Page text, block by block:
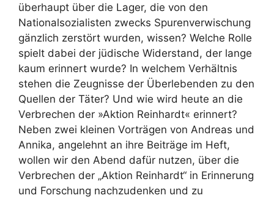
überhaupt über die Lager, die von den
Nationalsozialisten zwecks Spurenverwischung
gänzlich zerstört wurden, wissen? Welche Rolle
spielt dabei der jüdische Widerstand, der lange
kaum erinnert wurde? In welchem Verhältnis
stehen die Zeugnisse der Überlebenden zu den
Quellen der Täter? Und wie wird heute an die
Verbrechen der »Aktion Reinhardt« erinnert?
Neben zwei kleinen Vorträgen von Andreas und
Annika, angelehnt an ihre Beiträge im Heft,
wollen wir den Abend dafür nutzen, über die
Verbrechen der „Aktion Reinhardt“ in Erinnerung
und Forschung nachzudenken und zu